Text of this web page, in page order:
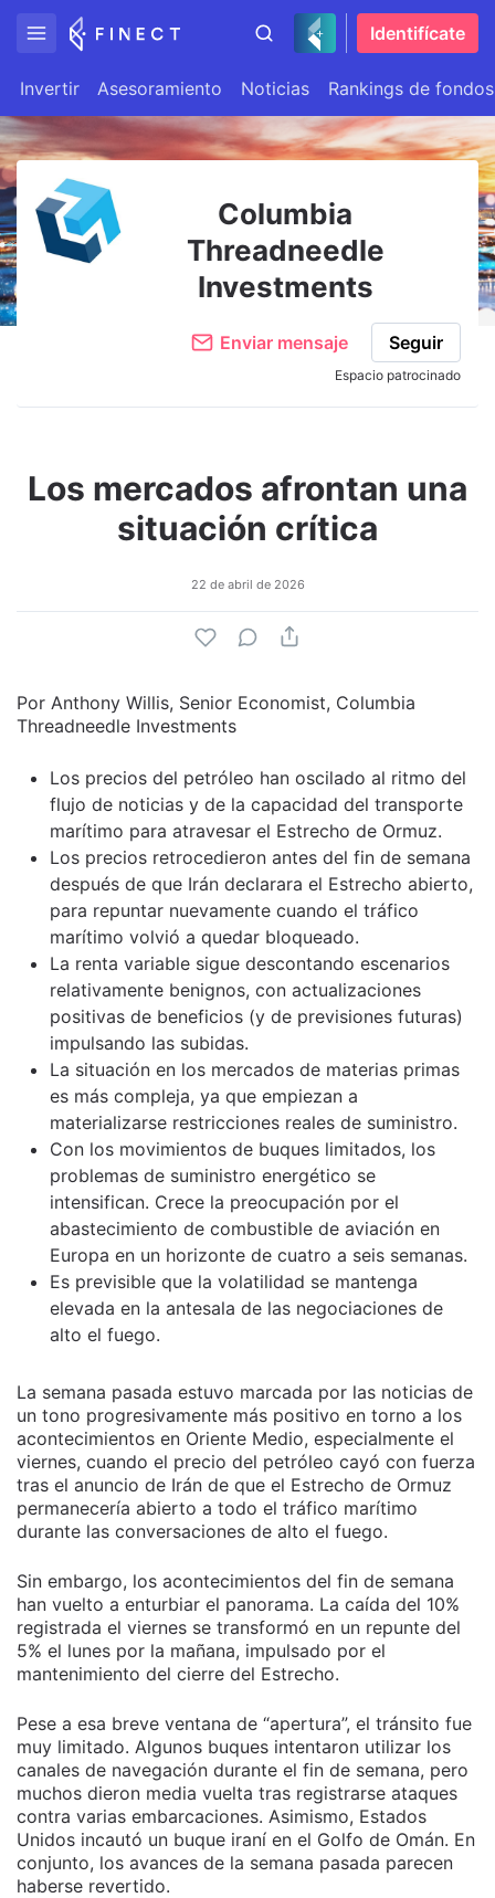
Identifícate
Invertir Asesoramiento Noticias Rankings de fondos
Columbia
Threadneedle
Investments
Enviar mensaje Seguir
Espacio patrocinado
Los mercados afrontan una
situación crítica
22 de abril de 2026
Por Anthony Willis, Senior Economist, Columbia
Threadneedle Investments
Los precios del petróleo han oscilado al ritmo del
flujo de noticias y de la capacidad del transporte
marítimo para atravesar el Estrecho de Ormuz.
Los precios retrocedieron antes del fin de semana
después de que Irán declarara el Estrecho abierto,
para repuntar nuevamente cuando el tráfico
marítimo volvió a quedar bloqueado.
La renta variable sigue descontando escenarios
relativamente benignos, con actualizaciones
positivas de beneficios (y de previsiones futuras)
impulsando las subidas.
La situación en los mercados de materias primas
es más compleja, ya que empiezan a
materializarse restricciones reales de suministro.
Con los movimientos de buques limitados, los
problemas de suministro energético se
intensifican. Crece la preocupación por el
abastecimiento de combustible de aviación en
Europa en un horizonte de cuatro a seis semanas.
Es previsible que la volatilidad se mantenga
elevada en la antesala de las negociaciones de
alto el fuego.
La semana pasada estuvo marcada por las noticias de
un tono progresivamente más positivo en torno a los
acontecimientos en Oriente Medio, especialmente el
viernes, cuando el precio del petróleo cayó con fuerza
tras el anuncio de Irán de que el Estrecho de Ormuz
permanecería abierto a todo el tráfico marítimo
durante las conversaciones de alto el fuego.
Sin embargo, los acontecimientos del fin de semana
han vuelto a enturbiar el panorama. La caída del 10%
registrada el viernes se transformó en un repunte del
5% el lunes por la mañana, impulsado por el
mantenimiento del cierre del Estrecho.
Pese a esa breve ventana de “apertura”, el tránsito fue
muy limitado. Algunos buques intentaron utilizar los
canales de navegación durante el fin de semana, pero
muchos dieron media vuelta tras registrarse ataques
contra varias embarcaciones. Asimismo, Estados
Unidos incautó un buque iraní en el Golfo de Omán. En
conjunto, los avances de la semana pasada parecen
haberse revertido.